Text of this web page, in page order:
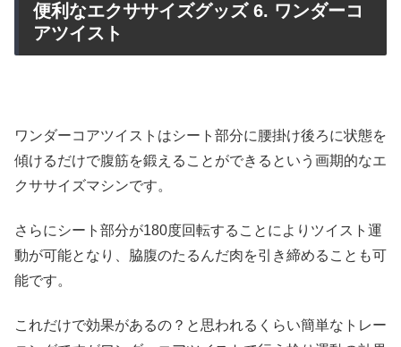
便利なエクササイズグッズ 6. ワンダーコ
アツイスト
ワンダーコアツイストはシート部分に腰掛け後ろに状態を
傾けるだけで腹筋を鍛えることができるという画期的なエ
クササイズマシンです。
さらにシート部分が180度回転することによりツイスト運
動が可能となり、脇腹のたるんだ肉を引き締めることも可
能です。
これだけで効果があるの？と思われるくらい簡単なトレー